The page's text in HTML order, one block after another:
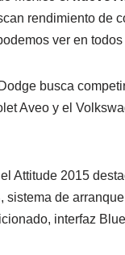
rendimiento de
ver en
busca
Aveo y el
Attitude 2015
sistema de
interfaz